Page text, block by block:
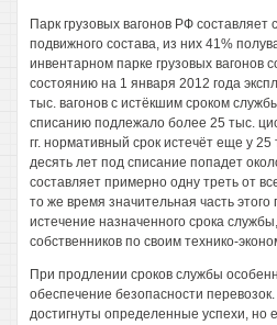
Парк грузовых вагонов РФ
подвижного состава, из них 41%
инвентарном парке грузовых вагонов
состоянию на 1 января 2012 года
тыс. вагонов с истёкшим сроком
списанию подлежало более 25 тыс.
гг. нормативный срок истечёт еще у
десять лет под списание попадет
составляет примерно одну треть от
то же время значительная часть
истечение назначенного срока
собственников по своим технико-
При продлении сроков службы
обеспечение безопасности
достигнуты определенные успехи, но